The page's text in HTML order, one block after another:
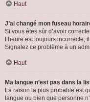
Haut
J’ai changé mon fuseau
Si vous êtes sûr d’avoir
l’heure est toujours incorrecte,
Signalez ce problème à un
Haut
Ma langue n’est pas dans la
La raison la plus probable est
langue ou bien que personne